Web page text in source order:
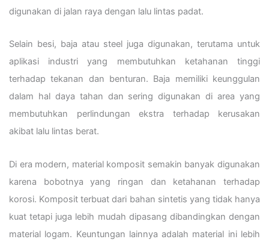
digunakan di jalan raya dengan lalu lintas padat.
Selain besi, baja atau steel juga digunakan, terutama untuk
aplikasi industri yang membutuhkan ketahanan tinggi
terhadap tekanan dan benturan. Baja memiliki keunggulan
dalam hal daya tahan dan sering digunakan di area yang
membutuhkan perlindungan ekstra terhadap kerusakan
akibat lalu lintas berat.
Di era modern, material komposit semakin banyak digunakan
karena bobotnya yang ringan dan ketahanan terhadap
korosi. Komposit terbuat dari bahan sintetis yang tidak hanya
kuat tetapi juga lebih mudah dipasang dibandingkan dengan
material logam. Keuntungan lainnya adalah material ini lebih